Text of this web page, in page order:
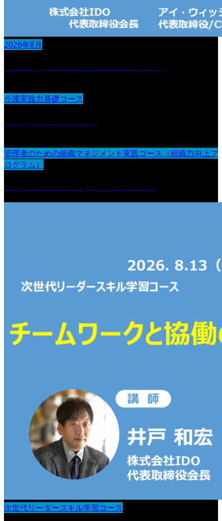
2026年8月
介護実践力基礎コース
管理者のための組織マネジメント実践コース（組織力向上プ
ログラム）
次世代リーダースキル学習コース